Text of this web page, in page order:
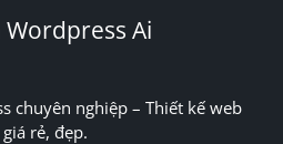
Wordpress Ai
chuyên nghiệp – Thiết kế web
rẻ, đẹp.